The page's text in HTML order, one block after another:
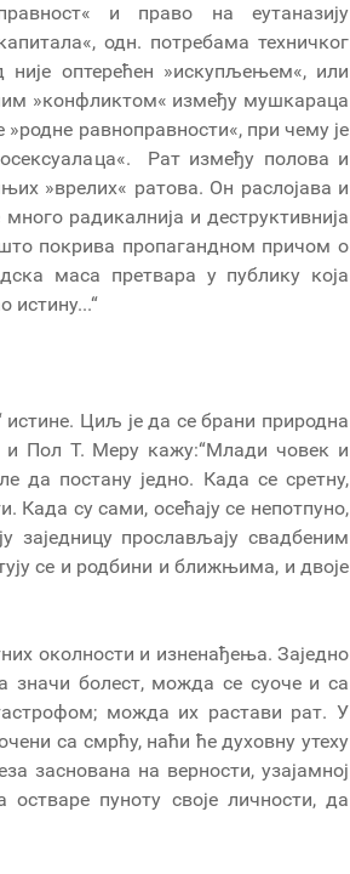
и право на еутаназију
одн. потребама техничког
оптерећен »искупљењем«, или
»конфликтом« између мушкараца
равноправности«, при чему је
Рат између полова и
»врелих« ратова. Он раслојава и
радикалнија и деструктивнија
покрива пропагандном причом о
маса претвара у публику која
истину...“
Циљ је да се брани природна
и Пол Т. Меру кажу:“Млади човек и
да постану једно. Када се сретну,
Када су сами, осећају се непотпуно,
заједницу прослављају свадбеним
се и родбини и ближњима, и двоје
околности и изненађења. Заједно
значи болест, можда се суоче и са
можда их растави рат. У
са смрћу, наћи ће духовну утеху
заснована на верности, узајамној
пуноту своје личности, да